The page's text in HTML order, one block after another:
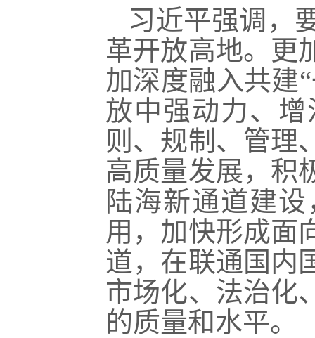
习近平强调，
革开放高地。更
加深度融入共建
放中强动力、
则、规制、管理
高质量发展，积
陆海新通道建
用，加快形成面
道，在联通国内
市场化、法治化
的质量和水平。